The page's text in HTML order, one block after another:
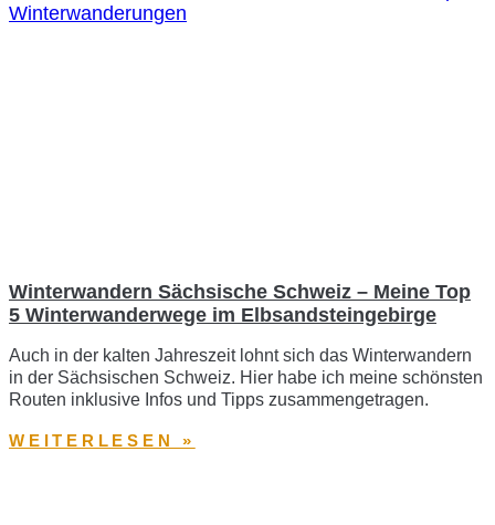
Winterwandern Sächsische Schweiz – Meine Top
5 Winterwanderwege im Elbsandsteingebirge
Auch in der kalten Jahreszeit lohnt sich das Winterwandern
in der Sächsischen Schweiz. Hier habe ich meine schönsten
Routen inklusive Infos und Tipps zusammengetragen.
WEITERLESEN »